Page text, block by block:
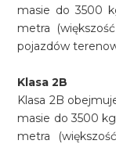
masie do 3500
metra
pojazdów
Klasa 2B
Klasa 2B
masie do 3500
metra